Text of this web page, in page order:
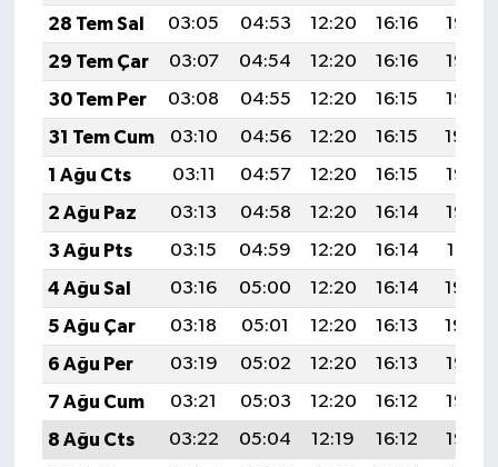
28 Tem Sal
03:05 04:53 12:20 16:16
19:37
29 Tem Çar
03:07 04:54 12:20 16:16
19:37
30 Tem Per
03:08 04:55 12:20 16:15
19:35
31 Tem Cum
03:10 04:56 12:20 16:15
19:34
1 Ağu Cts
03:11 04:57 12:20 16:15
19:33
2 Ağu Paz
03:13 04:58 12:20 16:14
19:32
3 Ağu Pts
03:15 04:59 12:20 16:14
19:31
4 Ağu Sal
03:16 05:00 12:20 16:14
19:30
5 Ağu Çar
03:18 05:01 12:20 16:13
19:29
6 Ağu Per
03:19 05:02 12:20 16:13
19:28
7 Ağu Cum
03:21 05:03 12:20 16:12
19:26
8 Ağu Cts
03:22 05:04 12:19 16:12
19:25